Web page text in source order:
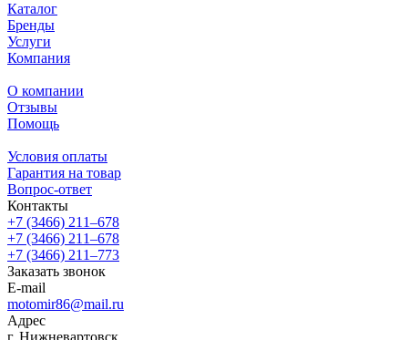
Каталог
Бренды
Услуги
Компания
О компании
Отзывы
Помощь
Условия оплаты
Гарантия на товар
Вопрос-ответ
Контакты
+7 (3466) 211‒678
+7 (3466) 211‒678
+7 (3466) 211‒773
Заказать звонок
E-mail
motomir86@mail.ru
Адрес